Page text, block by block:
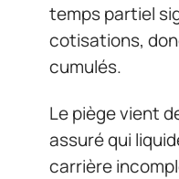
temps partiel
cotisations,
cumulés.
Le piège vient
assuré qui
carrière